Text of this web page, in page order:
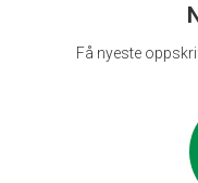
Få nyeste